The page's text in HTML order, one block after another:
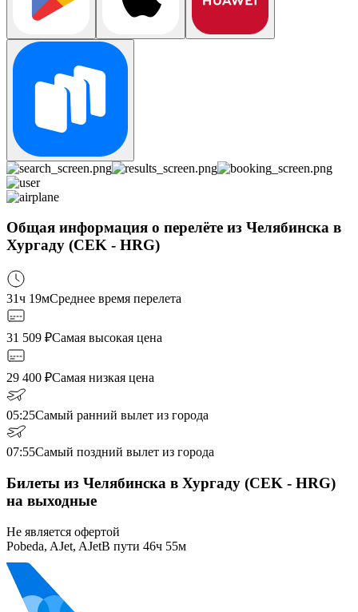
Общая информация о перелёте из Челябинска в
Хургаду (CEK - HRG)
31ч 19мСреднее время перелета
31 509 ₽Самая высокая цена
29 400 ₽Самая низкая цена
05:25Самый ранний вылет из города
07:55Самый поздний вылет из города
Билеты из Челябинска в Хургаду (CEK - HRG)
на выходные
Не является офертой
Pobeda, AJet, AJetВ пути 46ч 55м